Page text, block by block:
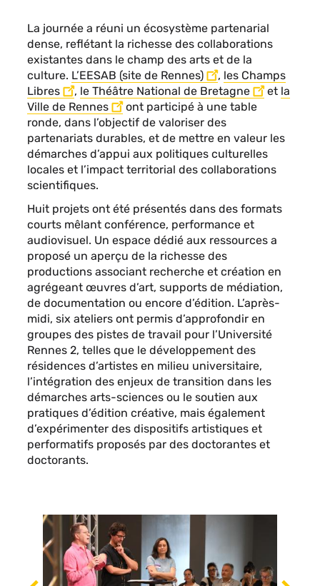
La journée a réuni un écosystème partenarial
dense, reflétant la richesse des collaborations
existantes dans le champ des arts et de la
culture. L’EESAB (site de Rennes) , les Champs
Libres
, le Théâtre National de Bretagne et la
Ville de Rennes
ont participé à une table
ronde, dans l’objectif de valoriser des
partenariats durables, et de mettre en valeur les
démarches d’appui aux politiques culturelles
locales et l’impact territorial des collaborations
scientifiques.
Huit projets ont été présentés dans des formats
courts mêlant conférence, performance et
audiovisuel. Un espace dédié aux ressources a
proposé un aperçu de la richesse des
productions associant recherche et création en
agrégeant œuvres d’art, supports de médiation,
de documentation ou encore d’édition. L’après-
midi, six ateliers ont permis d’approfondir en
groupes des pistes de travail pour l’Université
Rennes 2, telles que le développement des
résidences d’artistes en milieu universitaire,
l’intégration des enjeux de transition dans les
démarches arts-sciences ou le soutien aux
pratiques d’édition créative, mais également
d’expérimenter des dispositifs artistiques et
performatifs proposés par des doctorantes et
doctorants.